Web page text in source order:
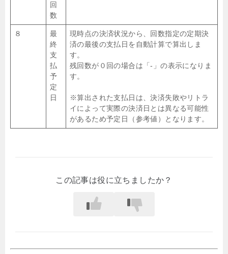
回
数
８
最
終
支
払
予
定
日
現時点の決済状況から、回数指定の定期決
済の最後の支払日を自動計算で算出しま
す。
残回数が０回の場合は「-」の表示になりま
す。
※算出された支払日は、決済失敗やリトラ
イによって実際の決済日とは異なる可能性
があるため予定日（参考値）となります。
この記事は役に立ちましたか？